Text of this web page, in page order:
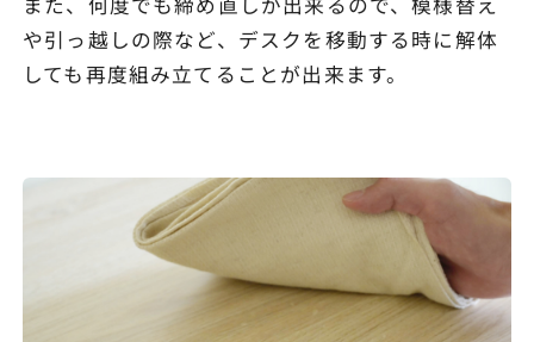
や引っ越しの際など、デスクを移動する時に解体
しても再度組み立てることが出来ます。